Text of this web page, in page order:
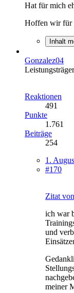
Hat für mich
Hoffen wir für
Inhalt
Gonzalez04
Leistungsträger
Reaktionen
491
Punkte
1.761
Beiträge
254
1.
#170
Zitat
ich war
und
meiner